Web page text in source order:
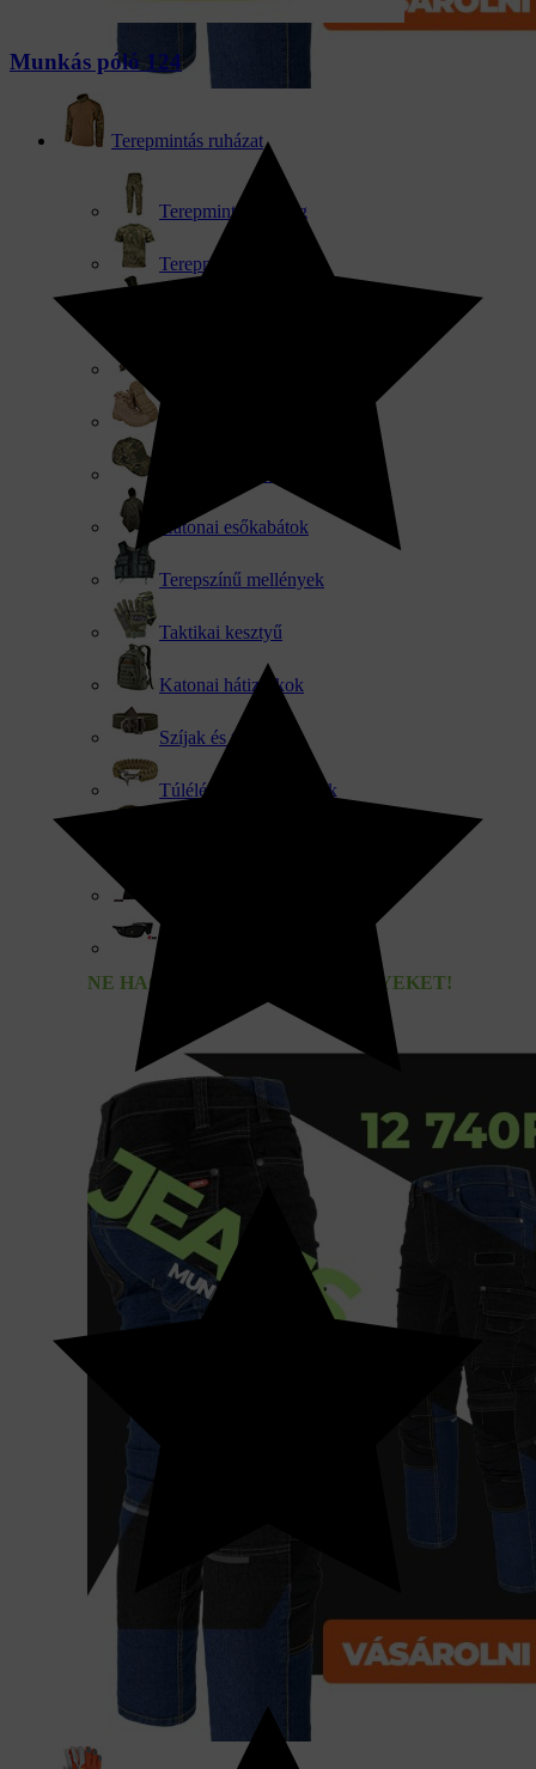
Terepmintás ruházat
Terepmintás nadrág
Terepmintás pólók
Katonai esőkabátok
Terepszínű mellények
Taktikai kesztyű
Katonai hátizsákok
Szíjak és tokok
Túlélési segédeszközök
NE HAGYD KI AZ RENDEZVÉNYEKET!
Munkás póló 124